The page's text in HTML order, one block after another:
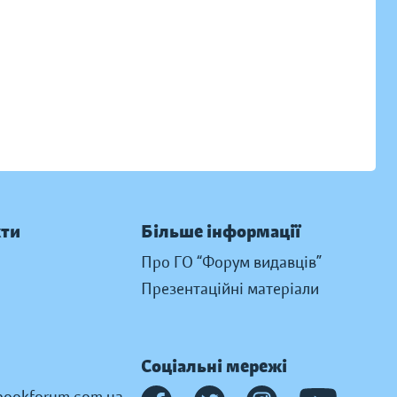
Більше інформації
Про ГО “Форум видавців”
Презентаційні матеріали
Соціальні мережі